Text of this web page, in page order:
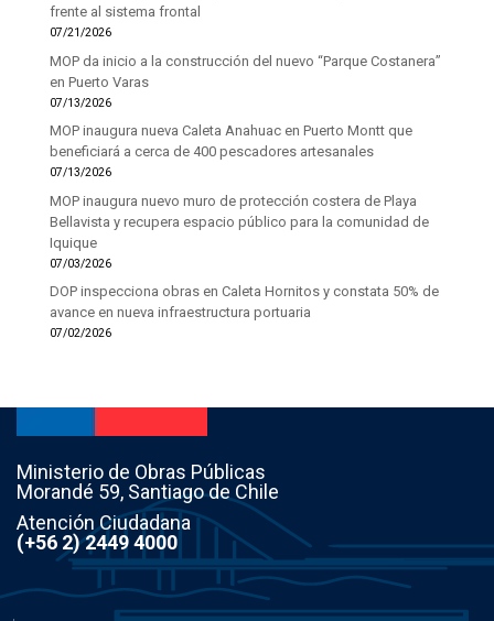
frente al sistema frontal
07/21/2026
MOP da inicio a la construcción del nuevo “Parque Costanera”
en Puerto Varas
07/13/2026
MOP inaugura nueva Caleta Anahuac en Puerto Montt que
beneficiará a cerca de 400 pescadores artesanales
07/13/2026
MOP inaugura nuevo muro de protección costera de Playa
Bellavista y recupera espacio público para la comunidad de
Iquique
07/03/2026
DOP inspecciona obras en Caleta Hornitos y constata 50% de
avance en nueva infraestructura portuaria
07/02/2026
Ministerio de Obras Públicas
Morandé 59, Santiago de Chile
Atención Ciudadana
(+56 2) 2449 4000